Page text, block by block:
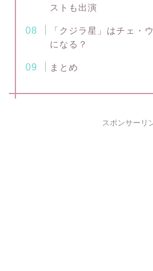
ストも出演
「クジラ星」はチェ・
になる？
まとめ
スポンサーリ